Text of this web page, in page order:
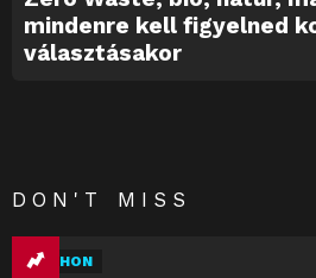
mindenre kell figyelned
választásakor
DON'T MISS
OTTHON